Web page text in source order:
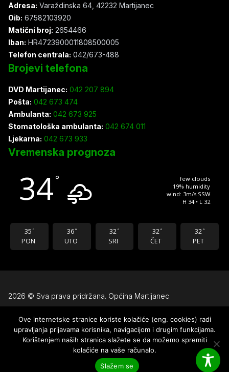
Adresa: Varaždinska 64, 42232 Martijanec
Oib: 67582103920
Matični broj: 2654466
Iban: HR4723900011808500005
Telefon centrala: 042/673-488
Brojevi telefona
DVD Martijanec: 042 207 894
Pošta: 042 673 474
Ambulanta: 042 673 925
Stomatološka ambulanta: 042 674 011
Ljekarna: 042 673 933
Vremenska prognoza
34°
few clouds
19% humidity
wind: 3m/s SSW
H 34 • L 32
35 °
PON
36 °
UTO
32 °
SRI
32 °
ČET
32 °
PET
2026 © Sva prava pridržana. Općina Martijanec
Uvjeti korištenja
Pravila privatnosti
Izjava o pristupačnosti
Ove internetske stranice koriste kolačiće (eng. cookies) radi
upravljanja prijavama korisnika, navigacijom i drugim funkcijama.
Korištenjem naših stranica slažete se da možemo spremiti
kolačiće na vaše računalo.
Slažem se